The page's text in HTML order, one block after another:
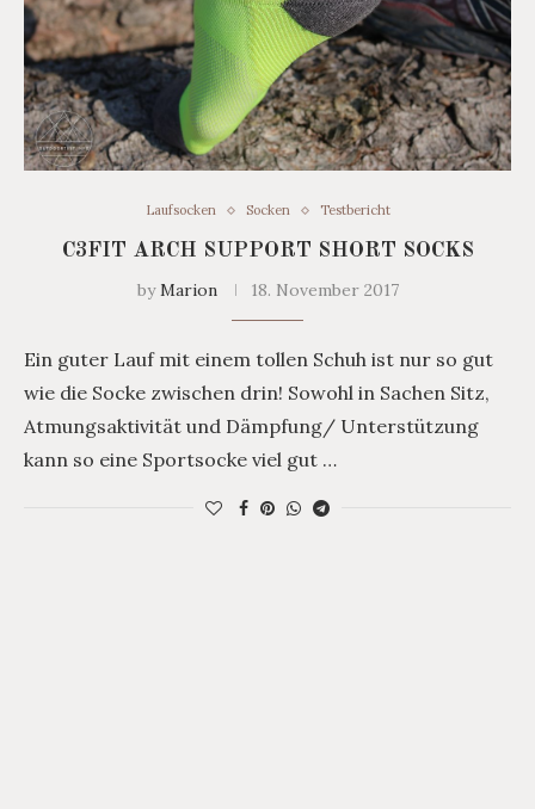
Laufsocken Socken Testbericht
C3FIT ARCH SUPPORT SHORT SOCKS
byMarion 18. November 2017
Ein guter Lauf mit einem tollen Schuh ist nur so gut
wie die Socke zwischen drin! Sowohl in Sachen Sitz,
Atmungsaktivität und Dämpfung/ Unterstützung
kann so eine Sportsocke viel gut …